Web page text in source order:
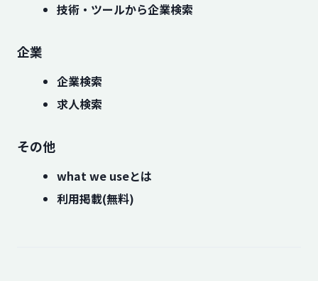
技術・ツールから企業検索
企業
企業検索
求人検索
その他
what we useとは
利用掲載(無料)